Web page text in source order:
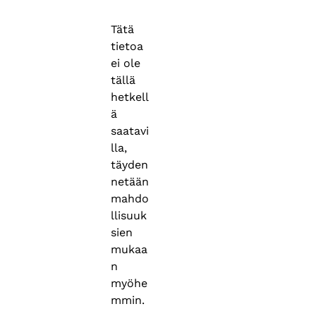
Tätä
tietoa
ei ole
tällä
hetkell
ä
saatavi
lla,
täyden
netään
mahdo
llisuuk
sien
mukaa
n
myöhe
mmin.